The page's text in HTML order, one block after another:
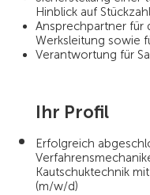
Hinblick auf
Ansprechpartner für
Werksleitung sowie
Verantwortung für
Ihr Profil
Erfolgreich
Kautschuktechnik
(m/w/d)